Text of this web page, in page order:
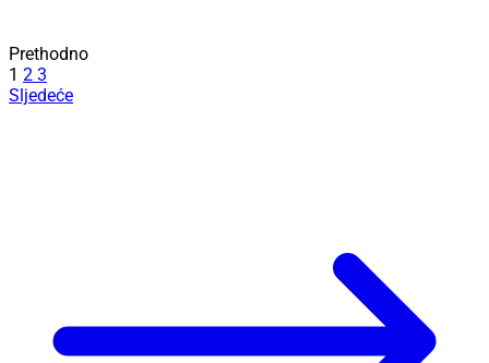
Prethodno
1 2 3
Sljedeće